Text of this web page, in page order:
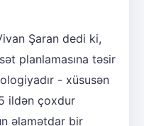
Şaran dedi ki,
planlamasına təsir
- xüsusən
ildən çoxdur
əlamətdar bir